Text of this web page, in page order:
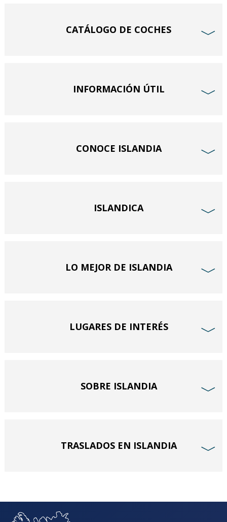
CATÁLOGO DE COCHES ﹀
INFORMACIÓN ÚTIL ﹀
CONOCE ISLANDIA ﹀
ISLANDICA ﹀
LO MEJOR DE ISLANDIA ﹀
LUGARES DE INTERÉS ﹀
SOBRE ISLANDIA ﹀
TRASLADOS EN ISLANDIA ﹀